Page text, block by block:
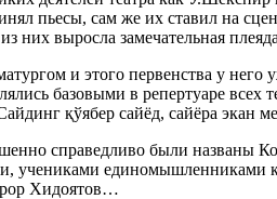
пьесы, сам же их ставил на
них выросла замечательная
и этого первенства у
базовыми в репертуаре всех
қўябер сайёд, сайёра экан
справедливо были названы
учениками
Хидоятов…